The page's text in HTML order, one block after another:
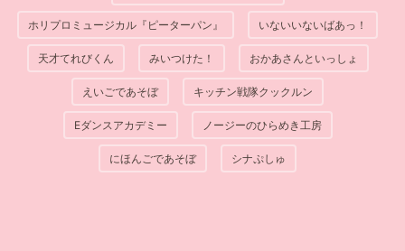
ホリプロミュージカル『ピーターパン』 いないいないばあっ！
天才てれびくん みいつけた！ おかあさんといっしょ
えいごであそぼ キッチン戦隊クックルン
Eダンスアカデミー ノージーのひらめき工房
にほんごであそぼ シナぷしゅ